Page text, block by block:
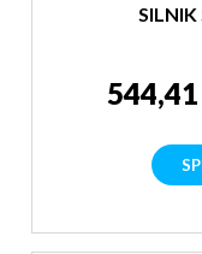
SILNIK
544,41